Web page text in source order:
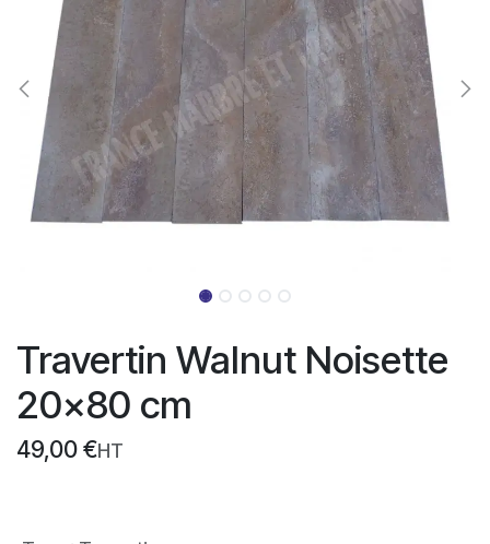
Travertin Walnut Noisette
20x80 cm
49,00 €HT